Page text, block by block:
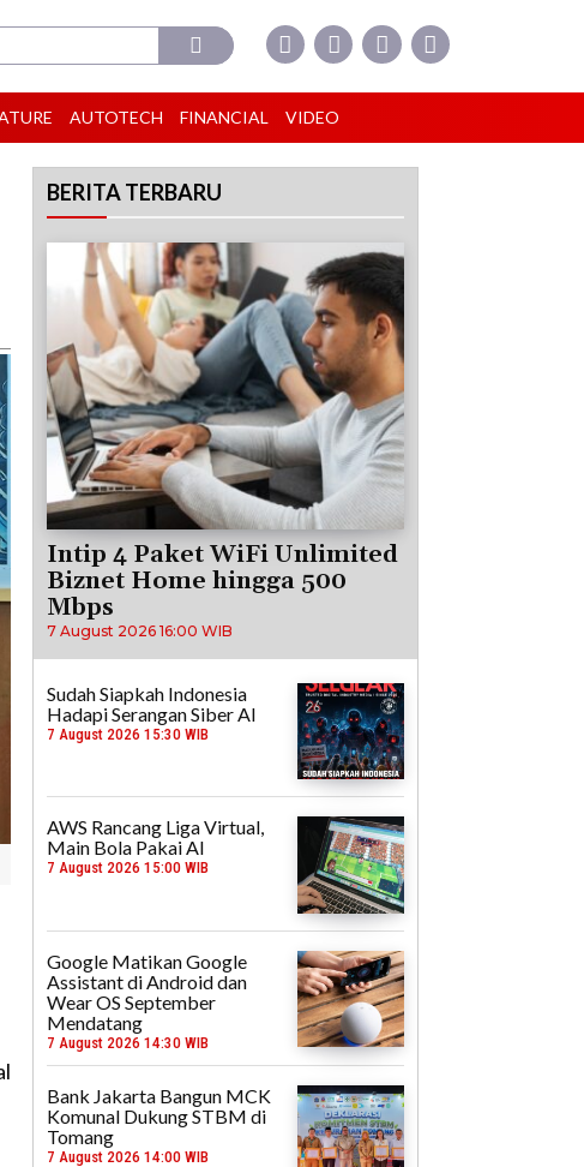
AUTOTECH FINANCIAL VIDEO
BERITA TERBARU
Intip 4 Paket WiFi Unlimited
Biznet Home hingga 500
Mbps
7 August 2026 16:00 WIB
Sudah Siapkah Indonesia
Hadapi Serangan Siber AI
7 August 2026 15:30 WIB
AWS Rancang Liga Virtual,
Main Bola Pakai AI
7 August 2026 15:00 WIB
Google Matikan Google
Assistant di Android dan
Wear OS September
Mendatang
7 August 2026 14:30 WIB
Bank Jakarta Bangun MCK
Komunal Dukung STBM di
Tomang
7 August 2026 14:00 WIB